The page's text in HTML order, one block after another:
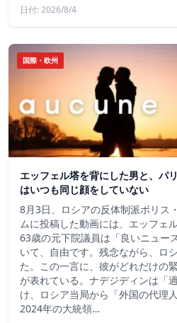
日付: 2026/8/4
国際・欧州
エッフェル塔を背にした男と、パ
はいつも同じ顔をしていない
8月3日、ロシアの反体制派ボリス
ムに投稿した動画には、エッフェ
63歳の元下院議員は「良いニュー
いて、自由です。残念ながら、ロ
た。この一言に、彼がどれだけの
が表れている。ナデジディンは「
け、ロシア当局から「外国の代理
2024年の大統領…